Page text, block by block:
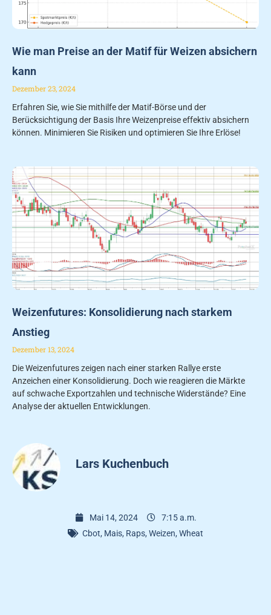
Wie man Preise an der Matif für Weizen absichern
kann
Dezember 23, 2024
Erfahren Sie, wie Sie mithilfe der Matif-Börse und der
Berücksichtigung der Basis Ihre Weizenpreise effektiv absichern
können. Minimieren Sie Risiken und optimieren Sie Ihre Erlöse!
Weizenfutures: Konsolidierung nach starkem
Anstieg
Dezember 13, 2024
Die Weizenfutures zeigen nach einer starken Rallye erste
Anzeichen einer Konsolidierung. Doch wie reagieren die Märkte
auf schwache Exportzahlen und technische Widerstände? Eine
Analyse der aktuellen Entwicklungen.
Lars Kuchenbuch
Mai 14, 2024
7:15 a.m.
Cbot, Mais, Raps, Weizen, Wheat